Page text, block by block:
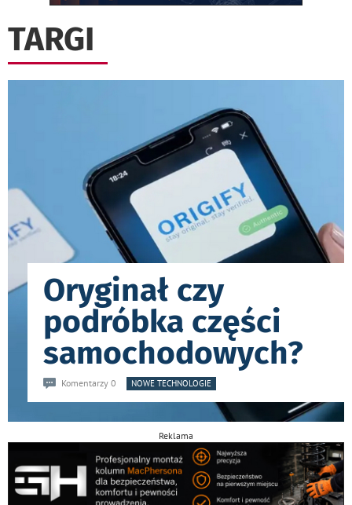
TARGI
Oryginał czy
podróbka części
samochodowych?
Komentarzy 0 NOWE TECHNOLOGIE
Reklama